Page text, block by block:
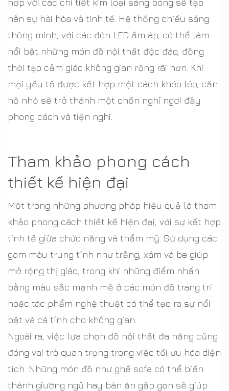
hợp với các chi tiết kim loại sáng bóng sẽ tạo
nên sự hài hòa và tinh tế. Hệ thống chiếu sáng
thông minh, với các đèn LED ấm áp, có thể làm
nổi bật những món đồ nội thất độc đáo, đồng
thời tạo cảm giác không gian rộng rãi hơn. Khi
mọi yếu tố được kết hợp một cách khéo léo, căn
hộ nhỏ sẽ trở thành một chốn nghỉ ngơi đầy
phong cách và tiện nghi.
Tham khảo phong cách
thiết kế hiện đại
Một trong những phương pháp hiệu quả là tham
khảo phong cách thiết kế hiện đại, với sự kết hợp
tinh tế giữa chức năng và thẩm mỹ. Sử dụng các
gam màu trung tính như trắng, xám và be giúp
mở rộng thị giác, trong khi những điểm nhấn
bằng màu sắc mạnh mẽ ở các món đồ trang trí
hoặc tác phẩm nghệ thuật có thể tạo ra sự nổi
bật và cá tính cho không gian.
Ngoài ra, việc lựa chọn đồ nội thất đa năng cũng
đóng vai trò quan trọng trong việc tối ưu hóa diện
tích. Những món đồ như ghế sofa có thể biến
thành giường ngủ hay bàn ăn gập gọn sẽ giúp